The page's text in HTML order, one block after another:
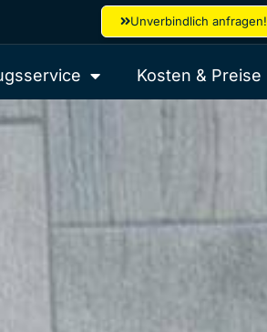
Unverbindlich anfragen!
Kosten & Preise